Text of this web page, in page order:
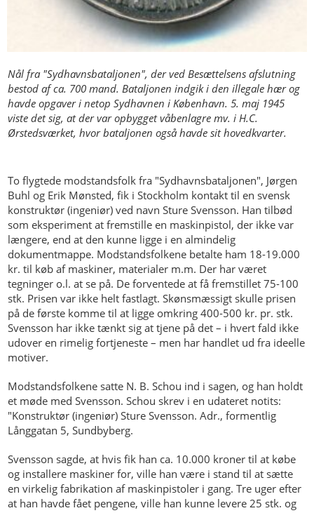
Nål fra "Sydhavnsbataljonen", der ved Besættelsens afslutning
bestod af ca. 700 mand. Bataljonen indgik i den illegale hær og
havde opgaver i netop Sydhavnen i København. 5. maj 1945
viste det sig, at der var opbygget våbenlagre mv. i H.C.
Ørstedsværket, hvor bataljonen også havde sit hovedkvarter.
To flygtede modstandsfolk fra "Sydhavnsbataljonen", Jørgen
Buhl og Erik Mønsted, fik i Stockholm kontakt til en svensk
konstruktør (ingeniør) ved navn Sture Svensson. Han tilbød
som eksperiment at fremstille en maskinpistol, der ikke var
længere, end at den kunne ligge i en almindelig
dokumentmappe. Modstandsfolkene betalte ham 18-19.000
kr. til køb af maskiner, materialer m.m. Der har været
tegninger o.l. at se på. De forventede at få fremstillet 75-100
stk. Prisen var ikke helt fastlagt. Skønsmæssigt skulle prisen
på de første komme til at ligge omkring 400-500 kr. pr. stk.
Svensson har ikke tænkt sig at tjene på det – i hvert fald ikke
udover en rimelig fortjeneste – men har handlet ud fra ideelle
motiver.
Modstandsfolkene satte N. B. Schou ind i sagen, og han holdt
et møde med Svensson. Schou skrev i en udateret notits:
"Konstruktør (ingeniør) Sture Svensson. Adr., formentlig
Långgatan 5, Sundbyberg.
Svensson sagde, at hvis fik han ca. 10.000 kroner til at købe
og installere maskiner for, ville han være i stand til at sætte
en virkelig fabrikation af maskinpistoler i gang. Tre uger efter
at han havde fået pengene, ville han kunne levere 25 stk. og